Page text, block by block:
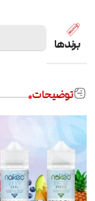
برندها
توضیحات